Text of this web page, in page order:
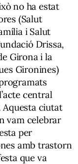
no ha estat
(Salut
i Salut
Drissa,
Girona i la
Gironines)
central
Aquesta ciutat
vam celebrar
per
amb trastorn
que va